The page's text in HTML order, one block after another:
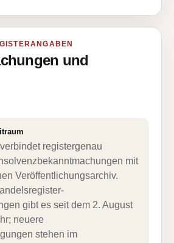
und
registergenau
mit
Veröffentlichungsarchiv.
gibt es seit dem 2. August
neuere
stehen im